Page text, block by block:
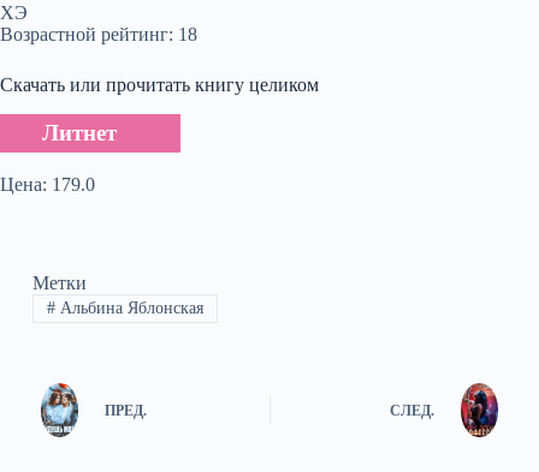
ХЭ
Возрастной рейтинг: 18
Скачать или прочитать книгу целиком
Литнет
Цена: 179.0
Метки
#Альбина Яблонская
ПРЕД. СЛЕД.